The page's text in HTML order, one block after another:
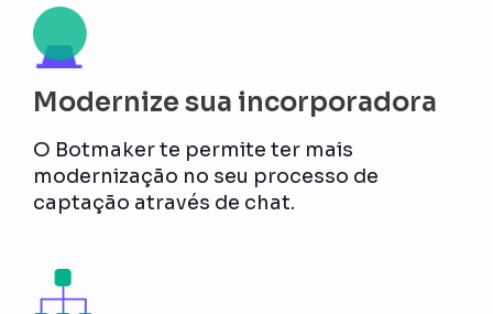
Modernize sua incorporadora
O Botmaker te permite ter mais
modernização no seu processo de
captação através de chat.